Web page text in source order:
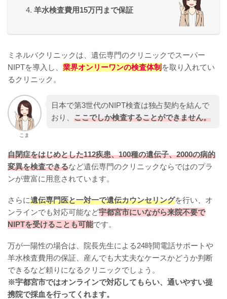
羊水検査費用15万円まで保証
ミネルバクリニックは、遺伝専門のクリニックでスーパー
NIPTを導入し、 業界オンリーワンの検査体制 を取り入れてい
るクリニック。
こま
日本で第3世代のNIPT検査は独占契約を結んで
おり、 ここでしか検査することができません。
自閉症をはじめとした112疾患、100種の遺伝子、2000の病的
変異を検査できるなど遺伝専門のクリニックならではのプラ
ンが豊富に用意されています。
さらに遺伝専門医と一対一で遺伝カウンセリングを行い、オ
ンラインでも対応可能など宇都宮市にいながら来院不要で
NIPTを受けることも可能です。
万が一陽性の場合は、院長先生による24時間電話サポートや
羊水検査費用の保証、産んでも大丈夫なケースかどうか判断
できるなど頼りになるクリニックでしょう。
※宇都宮市ではオンラインで対応してもらい、通いやすい提
携院で採血を行ってくれます。